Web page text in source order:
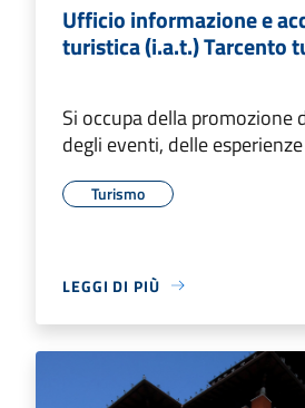
Ufficio informazione e
turistica (i.a.t.) Tarcento
Si occupa della promozione
degli eventi, delle
Turismo
LEGGI DI PIÙ